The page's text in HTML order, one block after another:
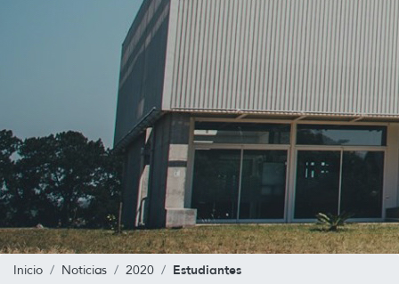
Inicio Noticias 2020 Estudiantes